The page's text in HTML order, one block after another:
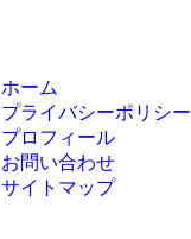
ホーム
プライバシーポリシー
プロフィール
お問い合わせ
サイトマップ